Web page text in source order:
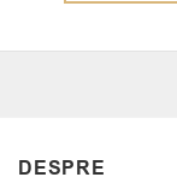
DESPRE